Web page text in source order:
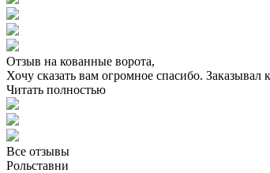
Отзыв на кованные ворота,
Хочу сказать вам огромное спасибо.
Читать полностью
Все отзывы
Рольставни